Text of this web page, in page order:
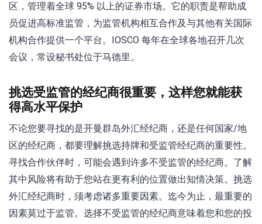
区，管理着全球 95% 以上的证券市场。它的职责是帮助成
员促进高标准监管，为监管机构相互合作及与其他有关国际
机构合作提供一个平台。IOSCO 每年在全球各地召开几次
会议，常设秘书处位于马德里。
挑选受监管的经纪商很重要，这样您就能获
得高水平保护
不论您要寻找的是开曼群岛外汇经纪商，还是任何国家/地
区的经纪商，都要理解挑选持牌和受监管经纪商的重要性。
寻找合作伙伴时，可能会遇到许多不受监管的经纪商。了解
其中风险将有助于您站在更有利的位置做出知情决策。挑选
外汇经纪商时，须考虑诸多重要因素。迄今为止，最重要的
因素莫过于监管。选择不受监管的经纪商意味着您和您的投